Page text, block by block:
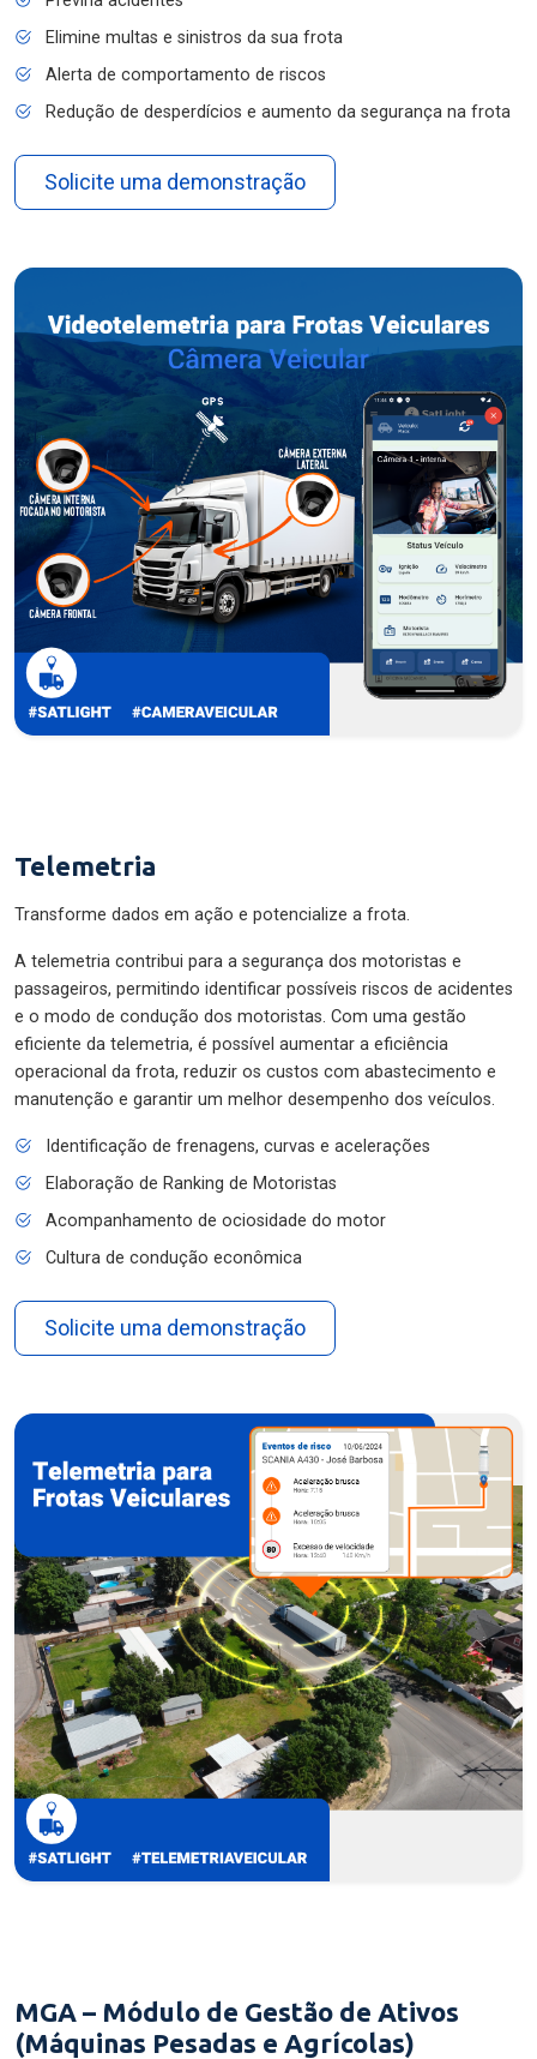
Elimine multas e sinistros da sua frota
Alerta de comportamento de riscos
Redução de desperdícios e aumento da segurança na frota
Solicite uma demonstração
Telemetria
Transforme dados em ação e potencialize a frota.
A telemetria contribui para a segurança dos motoristas e
passageiros, permitindo identificar possíveis riscos de acidentes
e o modo de condução dos motoristas. Com uma gestão
eficiente da telemetria, é possível aumentar a eficiência
operacional da frota, reduzir os custos com abastecimento e
manutenção e garantir um melhor desempenho dos veículos.
Identificação de frenagens, curvas e acelerações
Elaboração de Ranking de Motoristas
Acompanhamento de ociosidade do motor
Cultura de condução econômica
Solicite uma demonstração
MGA – Módulo de Gestão de Ativos
(Máquinas Pesadas e Agrícolas)